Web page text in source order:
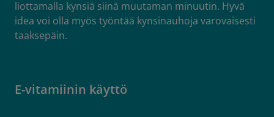
liottamalla kynsiä siinä muutaman minuutin. Hyvä
idea voi olla myös työntää kynsinauhoja varovaisesti
taaksepäin.
E-vitamiinin käyttö